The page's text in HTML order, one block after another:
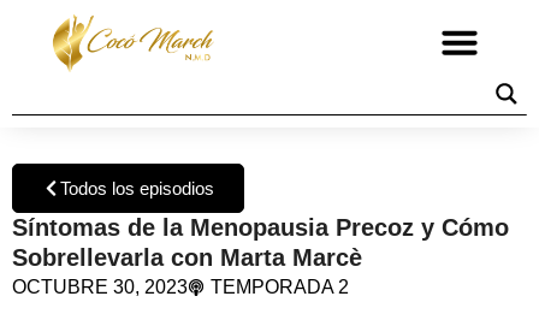
Todos los episodios
Síntomas de la Menopausia Precoz y Cómo
Sobrellevarla con Marta Marcè
OCTUBRE 30, 2023 TEMPORADA 2